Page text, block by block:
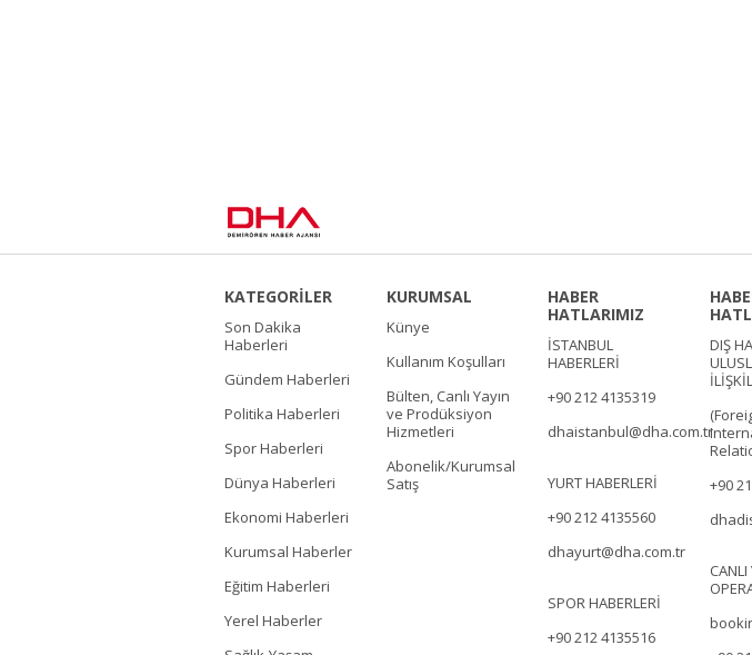
KATEGORİLER
Son Dakika
Haberleri
Gündem Haberleri
Politika Haberleri
Spor Haberleri
Dünya Haberleri
Ekonomi Haberleri
Kurumsal Haberler
Eğitim Haberleri
Yerel Haberler
KURUMSAL
Künye
Kullanım Koşulları
Bülten, Canlı Yayın
ve Prodüksiyon
Hizmetleri
Abonelik/Kurumsal
Satış
HABER
HATLARIMIZ
İSTANBUL
HABERLERİ
+90 212 4135319
dhaistanbul@dha.com.tr
YURT HABERLERİ
+90 212 4135560
dhayurt@dha.com.tr
SPOR HABERLERİ
+90 212 4135516
DIŞ
+90
CANLI